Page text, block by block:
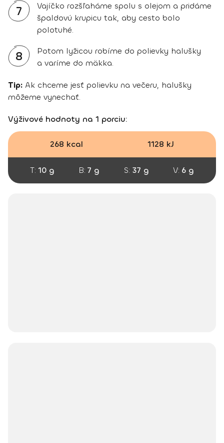
7
Vajíčko rozšľaháme spolu s olejom a pridáme
špaldovú krupicu tak, aby cesto bolo
polotuhé.
8
Potom lyžicou robíme do polievky halušky
a varíme do mäkka.
Tip: Ak chceme jesť polievku na večeru, halušky
môžeme vynechať.
Výživové hodnoty na 1 porciu:
268 kcal 1128 kJ
T: 10 g B: 7 g S: 37 g V: 6 g